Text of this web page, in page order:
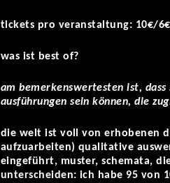
tickets pro veranstaltung: 10€/
was ist best of?
am bemerkenswertesten ist,
ausführungen sein können, die
die welt ist voll von erhobenen
aufzuarbeiten) qualitative
eingeführt, muster, schemata,
unterscheiden: ich habe 95 von